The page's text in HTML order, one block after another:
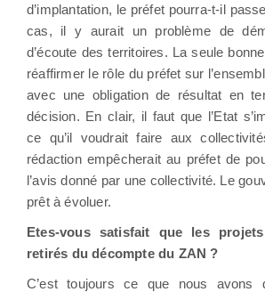
d’implantation, le préfet pourra-t-il
cas, il y aurait un problème de
d’écoute des territoires. La seule
réaffirmer le rôle du préfet sur
avec une obligation de résultat en
décision. En clair, il faut que l’Etat
ce qu’il voudrait faire aux
rédaction empêcherait au préfet de
l’avis donné par une collectivité. Le
prêt à évoluer.
Etes-vous satisfait que les
retirés du décompte du ZAN ?
C’est toujours ce que nous avons